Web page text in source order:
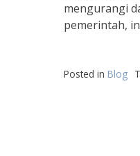
mengurangi
pemerintah,
Posted in Blog